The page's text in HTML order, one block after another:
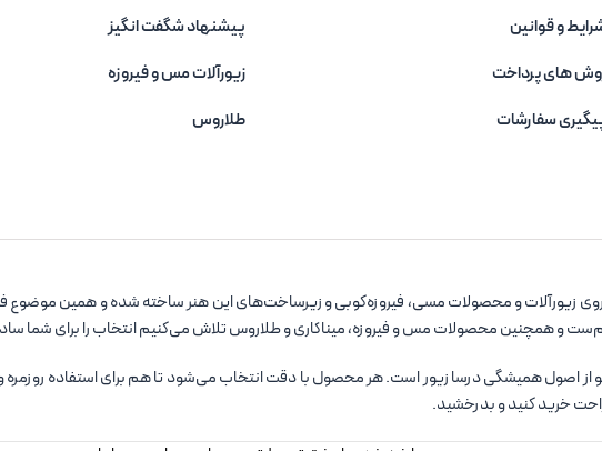
و قوانین
های پرداخت
سفارشات
پیشنهاد شگفت انگیز
زیورآلات مس و فیروزه‌
طلاروس
زیورآلات و محصولات مسی، فیروزه‌کوبی و زیرساخت‌های این هنر ساخته شده و همین موضوع
نیم‌ست و همچنین محصولات مس و فیروزه، میناکاری و طلاروس تلاش می‌کنیم انتخاب را برای شما
اصول همیشگی درسا زیور است. هر محصول با دقت انتخاب می‌شود تا هم برای استفاده روزمره و
خرید کنید و بدرخشید.